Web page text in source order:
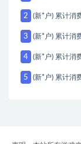
2 (新*户) 累计消
3 (新*户) 累计消
4 (新*户) 累计消
5 (新*户) 累计消